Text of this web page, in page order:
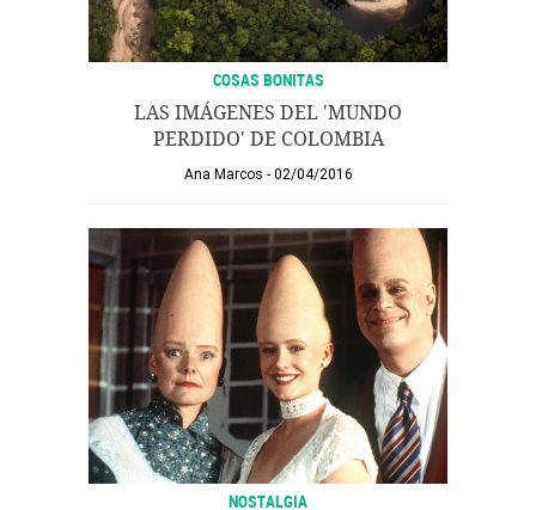
COSAS BONITAS
LAS IMÁGENES DEL 'MUNDO
PERDIDO' DE COLOMBIA
Ana Marcos 02/04/2016
NOSTALGIA